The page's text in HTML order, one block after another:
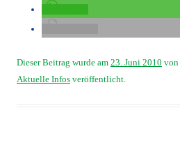
Dieser Beitrag wurde am 23. Juni 2010 von
Aktuelle Infos veröffentlicht.